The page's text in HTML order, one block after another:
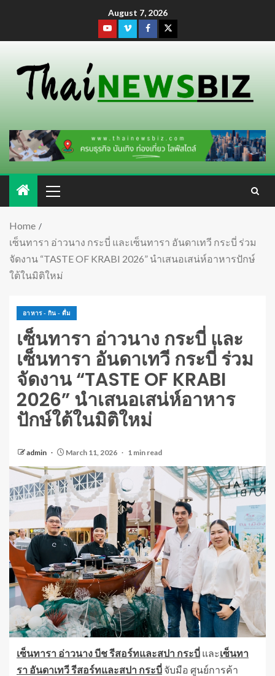
August 7, 2026
Home
เซ็นทารา อ่าวนาง กระบี่ และเซ็นทารา อันดาเทวี กระบี่ ร่วม
จัดงาน “TASTE OF KRABI 2026” นำเสนอเสน่ห์อาหารปักษ์
ใต้ในมิติใหม่
อาหาร - กิน - ดื่ม
เซ็นทารา อ่าวนาง กระบี่ และ
เซ็นทารา อันดาเทวี กระบี่ ร่วม
จัดงาน “TASTE OF KRABI
2026” นำเสนอเสน่ห์อาหาร
ปักษ์ใต้ในมิติใหม่
admin March 11, 2026 1 min read
เซ็นทารา อ่าวนาง บีช รีสอร์ทและสปา กระบี่ และเซ็นทา
รา อันดาเทวี รีสอร์ทและสปา กระบี่ จับมือ ศูนย์การค้า